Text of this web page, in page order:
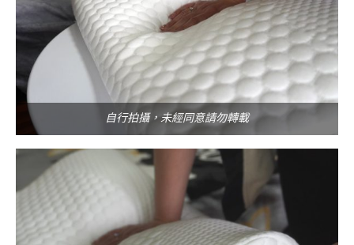
自行拍攝，未經同意請勿轉載